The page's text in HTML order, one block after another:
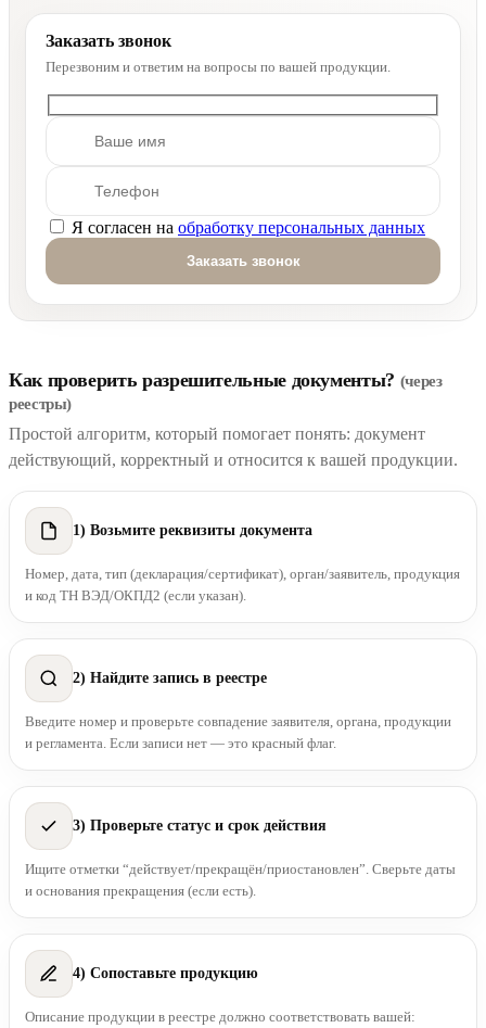
Заказать звонок
Перезвоним и ответим на вопросы по вашей продукции.
Оставьте это поле пустым.
Я согласен на обработку персональных данных
Как проверить разрешительные документы? (через
реестры)
Простой алгоритм, который помогает понять: документ
действующий, корректный и относится к вашей продукции.
1) Возьмите реквизиты документа
Номер, дата, тип (декларация/сертификат), орган/заявитель, продукция
и код ТН ВЭД/ОКПД2 (если указан).
2) Найдите запись в реестре
Введите номер и проверьте совпадение заявителя, органа, продукции
и регламента. Если записи нет — это красный флаг.
3) Проверьте статус и срок действия
Ищите отметки “действует/прекращён/приостановлен”. Сверьте даты
и основания прекращения (если есть).
4) Сопоставьте продукцию
Описание продукции в реестре должно соответствовать вашей: